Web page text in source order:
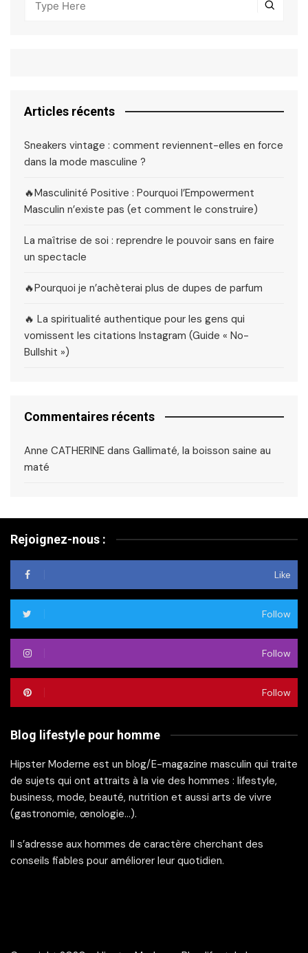
Articles récents
Sneakers vintage : comment reviennent-elles en force
dans la mode masculine ?
🔥Masculinité Positive : Pourquoi l’Empowerment
Masculin n’existe pas (et comment le construire)
La maîtrise de soi : reprendre le pouvoir sans en faire
un spectacle
🔥Pourquoi je n’achèterai plus de dupes de parfum
🔥 La spiritualité authentique pour les gens qui
vomissent les citations Instagram (Guide « No-
Bullshit »)
Commentaires récents
Anne CATHERINE dans Gallimaté, la boisson saine au
maté
Rejoignez-nous :
Like
Follow
Follow
Follow
Blog lifestyle pour homme
Hipster Moderne est un blog/E-magazine masculin qui traite
de sujets qui ont attraits à la vie des hommes : lifestyle,
business, mode, beauté, nutrition et aussi arts de vivre
(gastronomie, œnologie…).
Il s’adresse aux hommes de caractère cherchant des
conseils fiables pour améliorer leur quotidien.